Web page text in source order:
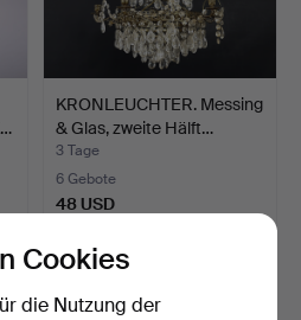
KRONLEUCHTER. Messing
& Glas, zweite Hälft…
3 Tage
6 Gebote
48 USD
Cookies
die Nutzung der